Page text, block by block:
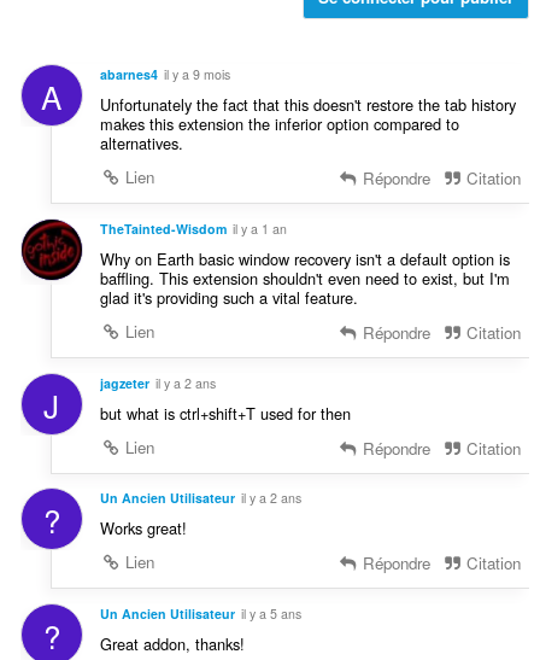
o
e
s
A abarnes4 il y a 9 mois
Unfortunately the fact that this doesn't restore the tab history
makes this extension the inferior option compared to
alternatives.
Lien
Répondre Citation
TheTainted-Wisdom il y a 1 an
Why on Earth basic window recovery isn't a default option is
baffling. This extension shouldn't even need to exist, but I'm
glad it's providing such a vital feature.
Lien
Répondre Citation
J jagzeter il y a 2 ans
but what is ctrl+shift+T used for then
Lien
Répondre Citation
? Un Ancien Utilisateur il y a 2 ans
Works great!
Lien
Répondre Citation
? Un Ancien Utilisateur il y a 5 ans
Great addon, thanks!